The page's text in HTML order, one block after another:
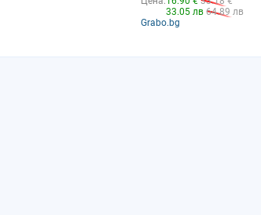
33.05 лв 64.89 лв
Grabo.bg